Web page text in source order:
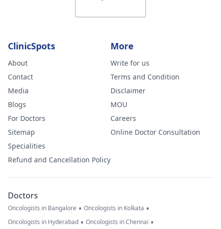
ClinicSpots
About
Contact
Media
Blogs
For Doctors
Sitemap
Specialities
Refund and Cancellation Policy
More
Write for us
Terms and Condition
Disclaimer
MOU
Careers
Online Doctor Consultation
Doctors
Oncologists in Bangalore • Oncologists in Kolkata •
Oncologists in Hyderabad • Oncologists in Chennai •